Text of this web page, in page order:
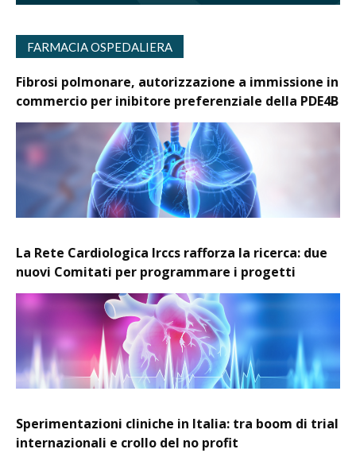
FARMACIA OSPEDALIERA
Fibrosi polmonare, autorizzazione a immissione in
commercio per inibitore preferenziale della PDE4B
La Rete Cardiologica Irccs rafforza la ricerca: due
nuovi Comitati per programmare i progetti
Sperimentazioni cliniche in Italia: tra boom di trial
internazionali e crollo del no profit